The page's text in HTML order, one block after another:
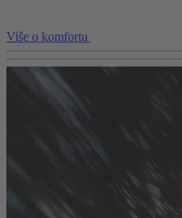
Više o komfortu